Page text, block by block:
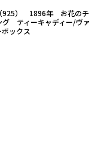
925） 1896年 お花のチ
グ ティーキャディー/ヴァ
ックス